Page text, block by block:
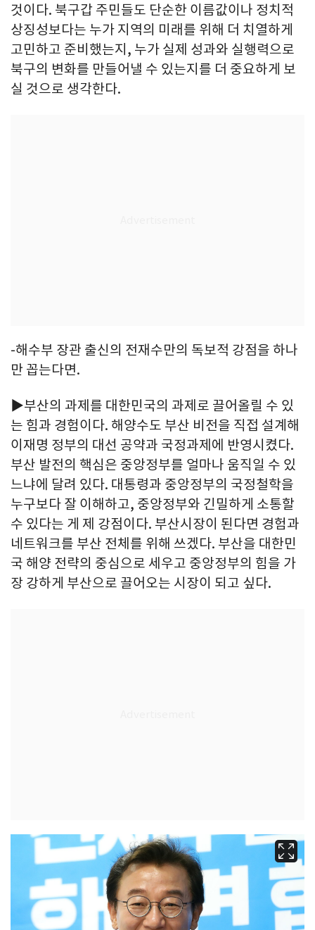
것이다. 북구갑 주민들도 단순한 이름값이나 정치적
상징성보다는 누가 지역의 미래를 위해 더 치열하게
고민하고 준비했는지, 누가 실제 성과와 실행력으로
북구의 변화를 만들어낼 수 있는지를 더 중요하게 보
실 것으로 생각한다.
-해수부 장관 출신의 전재수만의 독보적 강점을 하나
만 꼽는다면.
▶부산의 과제를 대한민국의 과제로 끌어올릴 수 있
는 힘과 경험이다. 해양수도 부산 비전을 직접 설계해
이재명 정부의 대선 공약과 국정과제에 반영시켰다.
부산 발전의 핵심은 중앙정부를 얼마나 움직일 수 있
느냐에 달려 있다. 대통령과 중앙정부의 국정철학을
누구보다 잘 이해하고, 중앙정부와 긴밀하게 소통할
수 있다는 게 제 강점이다. 부산시장이 된다면 경험과
네트워크를 부산 전체를 위해 쓰겠다. 부산을 대한민
국 해양 전략의 중심으로 세우고 중앙정부의 힘을 가
장 강하게 부산으로 끌어오는 시장이 되고 싶다.